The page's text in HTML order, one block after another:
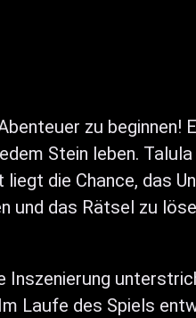
zu beginnen!
Stein leben.
die Chance, das
und das Rätsel zu
Inszenierung
Laufe des Spiels